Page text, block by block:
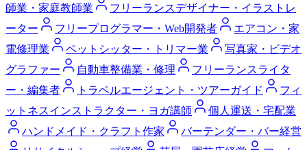
師業・家庭教師業
フリーランスデザイナー・イラストレ
ーター
フリープログラマー・Web開発者
エアコン・家
電修理業
ペットシッター・トリマー業
写真家・ビデオ
グラファー
自動車整備業・修理
フリーランスライタ
ー・編集者
トラベルエージェント・ツアーガイド
フィ
ットネスインストラクター・ヨガ講師
個人運送・宅配業
ハンドメイド・クラフト作家
バーテンダー・バー経営